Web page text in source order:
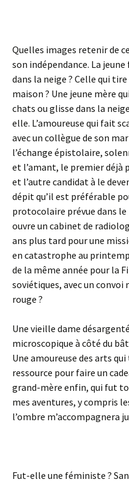
Quelles images retenir de
son indépendance. La
dans la neige ? Celle qui
maison ? Une jeune mère
chats ou glisse dans la
elle. L’amoureuse qui fait
avec un collègue de son
l’échange épistolaire,
et l’amant, le premier déjà
et l’autre candidat à le
dépit qu’il est préférable
protocolaire prévue dans le
ouvre un cabinet de
ans plus tard pour une
en catastrophe au
de la même année pour la
soviétiques, avec un
rouge ?
Une vieille dame
microscopique à côté du
Une amoureuse des arts
ressource pour faire un
grand-mère enfin, qui fut
mes aventures, y compris
l’ombre m’accompagnera
Fut-elle une féministe ?